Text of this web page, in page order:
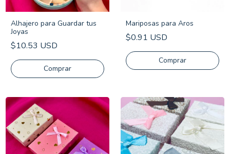
Alhajero para Guardar tus
Joyas
$10.53 USD
Comprar
Mariposas para Aros
$0.91 USD
Comprar